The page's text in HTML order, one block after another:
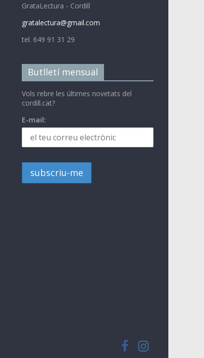
GrataLectura - Cordill
gratalectura@gmail.com
tel. 649 91 31 29
Butlletí mensual
Vols rebre les últimes novetats del
cordill.cat?
E-mail: